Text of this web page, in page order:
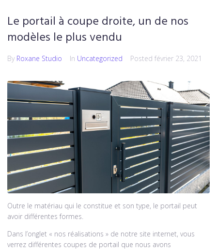
Le portail à coupe droite, un de nos
modèles le plus vendu
By Roxane Studio In Uncategorized Posted février 23, 2021
Outre le matériau qui le constitue et son type, le portail peut
avoir différentes formes.
Dans l’onglet « nos réalisations » de notre site internet, vous
verrez différentes coupes de portail que nous avons